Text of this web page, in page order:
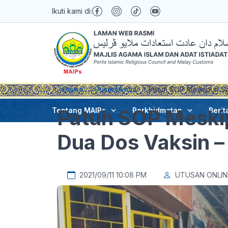
Ikuti kami di:
Tentang MAIPs Perkhidmatan
Utama Pusat Media Patuh SOP Meskipun
Patuh SOP
Dua Dos Vaksin
2021/09/11 10:08 PM UTUSAN